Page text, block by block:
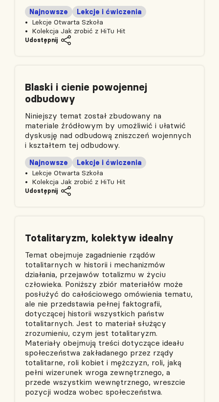
Lekcje Otwarta Szkoła
Najnowsze Lekcje i ćwiczenia
Kolekcja Jak zrobić z HiTu Hit
Udostępnij
Blaski i cienie powojennej
odbudowy
Niniejszy temat został zbudowany na
materiale źródłowym by umożliwić i ułatwić
dyskusję nad odbudową zniszczeń wojennych
i kształtem tej odbudowy.
Lekcje Otwarta Szkoła
Najnowsze Lekcje i ćwiczenia
Kolekcja Jak zrobić z HiTu Hit
Udostępnij
Totalitaryzm, kolektyw idealny
Temat obejmuje zagadnienie rządów
totalitarnych w historii i mechanizmów
działania, przejawów totalizmu w życiu
człowieka. Poniższy zbiór materiałów może
posłużyć do całościowego omówienia tematu,
ale nie przedstawia pełnej faktografii,
dotyczącej historii wszystkich państw
totalitarnych. Jest to materiał służący
zrozumieniu, czym jest totalitaryzm.
Materiały obejmują treści dotyczące ideału
społeczeństwa zakładanego przez rządy
totalitarne, roli kobiet i mężczyzn, roli, jaką
pełni wizerunek wroga zewnętrznego, a
przede wszystkim wewnętrznego, wreszcie
pozycji wodza wobec społeczeństwa.